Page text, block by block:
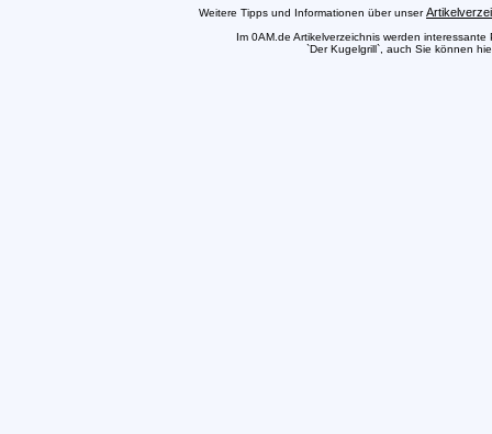
Weitere Tipps und Informationen über unser
Im 0AM.de Artikelverzeichnis werden
`Der Kugelgrill`, auch Sie können